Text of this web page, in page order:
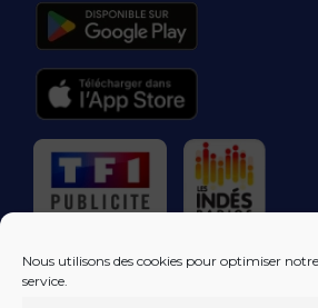
Nous utilisons des cookies pour optimiser
service.
RÉGIE PUBLICITAIRE